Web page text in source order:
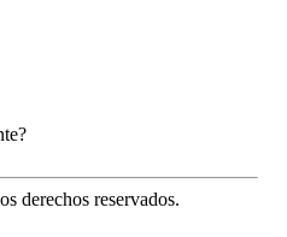
derechos reservados.